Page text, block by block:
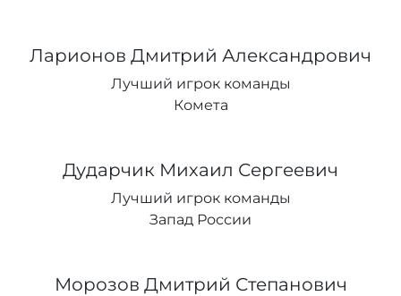
Ларионов Дмитрий Александрович
Лучший игрок команды
Комета
Дударчик Михаил Сергеевич
Лучший игрок команды
Запад России
Морозов Дмитрий Степанович